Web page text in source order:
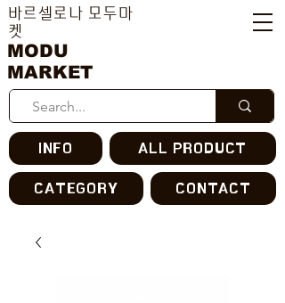
MODU
MARKET
바르셀로나 모두마
켓
INFO ALL PRODUCT
CATEGORY CONTACT